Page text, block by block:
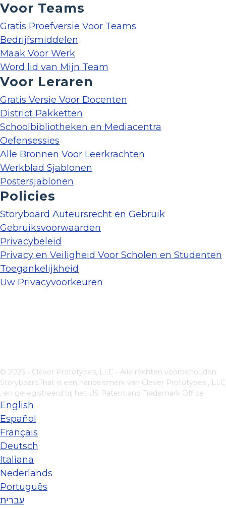
Voor Teams
Gratis Proefversie Voor Teams
Bedrijfsmiddelen
Maak Voor Werk
Word lid van Mijn Team
Voor Leraren
Gratis Versie Voor Docenten
District Pakketten
Schoolbibliotheken en Mediacentra
Oefensessies
Alle Bronnen Voor Leerkrachten
Werkblad Sjablonen
Postersjablonen
Policies
Storyboard Auteursrecht en Gebruik
Gebruiksvoorwaarden
Privacybeleid
Privacy en Veiligheid Voor Scholen en Studenten
Toegankelijkheid
Uw Privacyvoorkeuren
© 2026 - Clever Prototypes, LLC - Alle rechten voorbehouden.
StoryboardThat is een handelsmerk van Clever Prototypes , LLC
, en geregistreerd bij het US Patent and Trademark Office
English
Español
Français
Deutsch
Italiana
Nederlands
Português
עברית